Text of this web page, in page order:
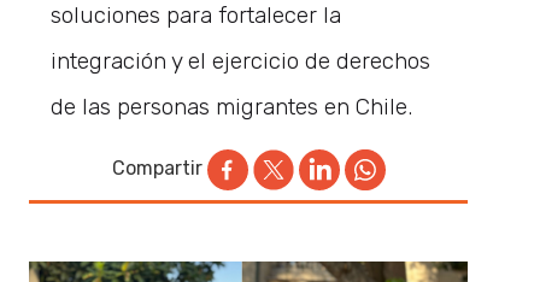
soluciones para fortalecer la
integración y el ejercicio de derechos
de las personas migrantes en Chile.
Compartir